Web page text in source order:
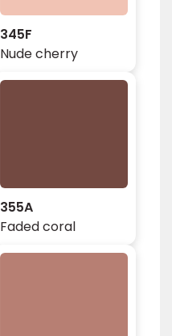
345F
Nude cherry
355A
Faded coral